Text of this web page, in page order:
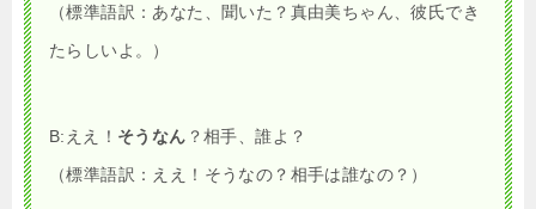
（標準語訳：あなた、聞いた？真由美ちゃん、彼氏でき
たらしいよ。）
B:ええ！ そうなん ？相手、誰よ？
（標準語訳：ええ！そうなの？相手は誰なの？）